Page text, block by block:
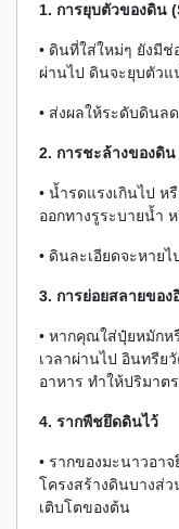
1. การยุบตัวของดิน
• ดินที่ใส่ใหม่ๆ ยังมีช่
ผ่านไป ดินจะยุบตัว
• ส่งผลให้ระดับดินล
2. การชะล้างของดิ
• น้ำรดแรงเกินไป
ออกทางรูระบายน้ำ
• ดินละเอียดจะหาย
3. การย่อยสลายขอ
• หากคุณใส่ปุ๋ยหมักห
เวลาผ่านไป อินทรีย
อาหาร ทำให้ปริมาต
4. รากพืชยึดดินไว้
• รากของมะนาวอา
โครงสร้างดินบางส่
เติบโตของต้น